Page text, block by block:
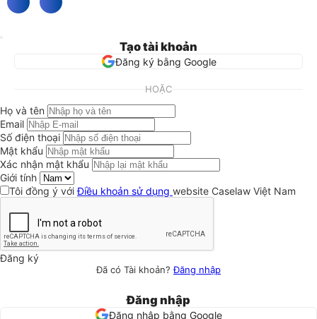
Tạo tài khoản
Đăng ký bằng Google
HOẶC
Họ và tên
Email
Số điện thoại
Mật khẩu
Xác nhận mật khẩu
Giới tính
Tôi đồng ý vớiĐiều khoản sử dụng website Caselaw Việt Nam
Đăng ký
Đã có Tài khoản?Đăng nhập
Đăng nhập
Đăng nhập bằng Google